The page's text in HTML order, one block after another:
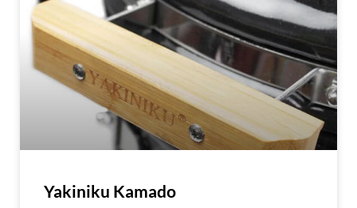
Yakiniku Kamado